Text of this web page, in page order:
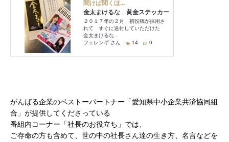
がんばる企業のベストーパートナー「愛知県中小企業共済協同組
合」が提供してくださっている
番組内コーナー「社長のお役立ち」では、
ご存命の方も含めて、世の中の社長さん達の生き方、名言などを